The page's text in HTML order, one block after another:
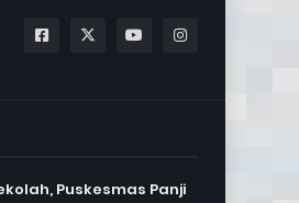
Puskesmas Panji